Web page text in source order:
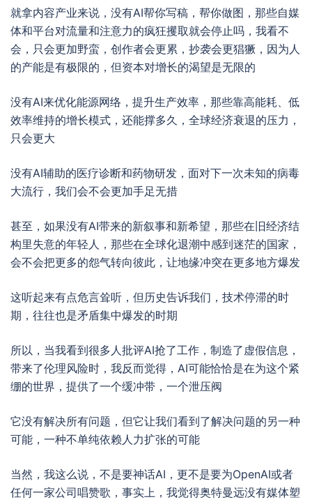
就拿内容产业来说，没有AI帮你写稿，帮你做图，那些自媒
体和平台对流量和注意力的疯狂攫取就会停止吗，我看不
会，只会更加野蛮，创作者会更累，抄袭会更猖獗，因为人
的产能是有极限的，但资本对增长的渴望是无限的
没有AI来优化能源网络，提升生产效率，那些靠高能耗、低
效率维持的增长模式，还能撑多久，全球经济衰退的压力，
只会更大
没有AI辅助的医疗诊断和药物研发，面对下一次未知的病毒
大流行，我们会不会更加手足无措
甚至，如果没有AI带来的新叙事和新希望，那些在旧经济结
构里失意的年轻人，那些在全球化退潮中感到迷茫的国家，
会不会把更多的怨气转向彼此，让地缘冲突在更多地方爆发
这听起来有点危言耸听，但历史告诉我们，技术停滞的时
期，往往也是矛盾集中爆发的时期
所以，当我看到很多人批评AI抢了工作，制造了虚假信息，
带来了伦理风险时，我反而觉得，AI可能恰恰是在为这个紧
绷的世界，提供了一个缓冲带，一个泄压阀
它没有解决所有问题，但它让我们看到了解决问题的另一种
可能，一种不单纯依赖人力扩张的可能
当然，我这么说，不是要神话AI，更不是要为OpenAI或者
任何一家公司唱赞歌，事实上，我觉得奥特曼远没有媒体塑